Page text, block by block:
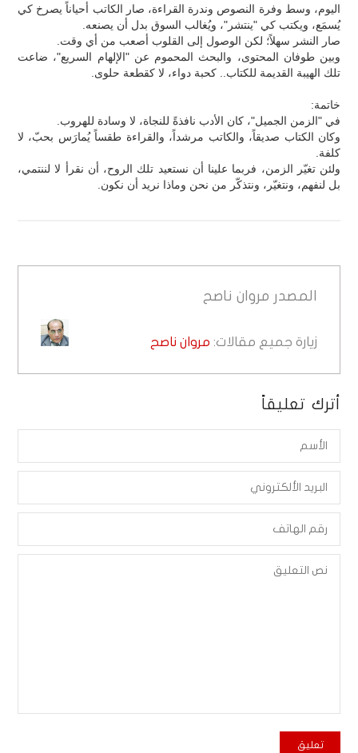
اليوم، وسط وفرة النصوص وندرة القراءة، صار الكاتب أحياناً يصرخ كي
يُسمَع، ويكتب كي "ينتشر"، ويُغالب السوق بدل أن يصنعه.
صار النشر سهلاً؛ لكن الوصول إلى القلوب أصعب من أي وقت.
وبين طوفان المحتوى، والبحث المحموم عن "الإلهام السريع"، ضاعت
تلك الهيبة القديمة للكتاب.. كحبة دواء، لا كقطعة حلوى.
خاتمة:
في "الزمن الجميل"، كان الأدب نافذةً للنجاة، لا وسادة للهروب.
وكان الكتاب صديقاً، والكاتب مرشداً، والقراءة طقساً يُمارَس بحبّ، لا
كلفة.
ولئن تغيّر الزمن، فربما علينا أن نستعيد تلك الروح، أن نقرأ لا لننتمي،
بل لنفهم، ونتغيّر، ونتذكّر من نحن وماذا نريد أن نكون.
المصدر مروان ناصح
زيارة جميع مقالات: مروان ناصح
أترك تعليقاً